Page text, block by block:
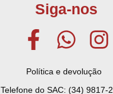
Siga-nos
Política e devolução
Telefone do SAC: (34) 9817-